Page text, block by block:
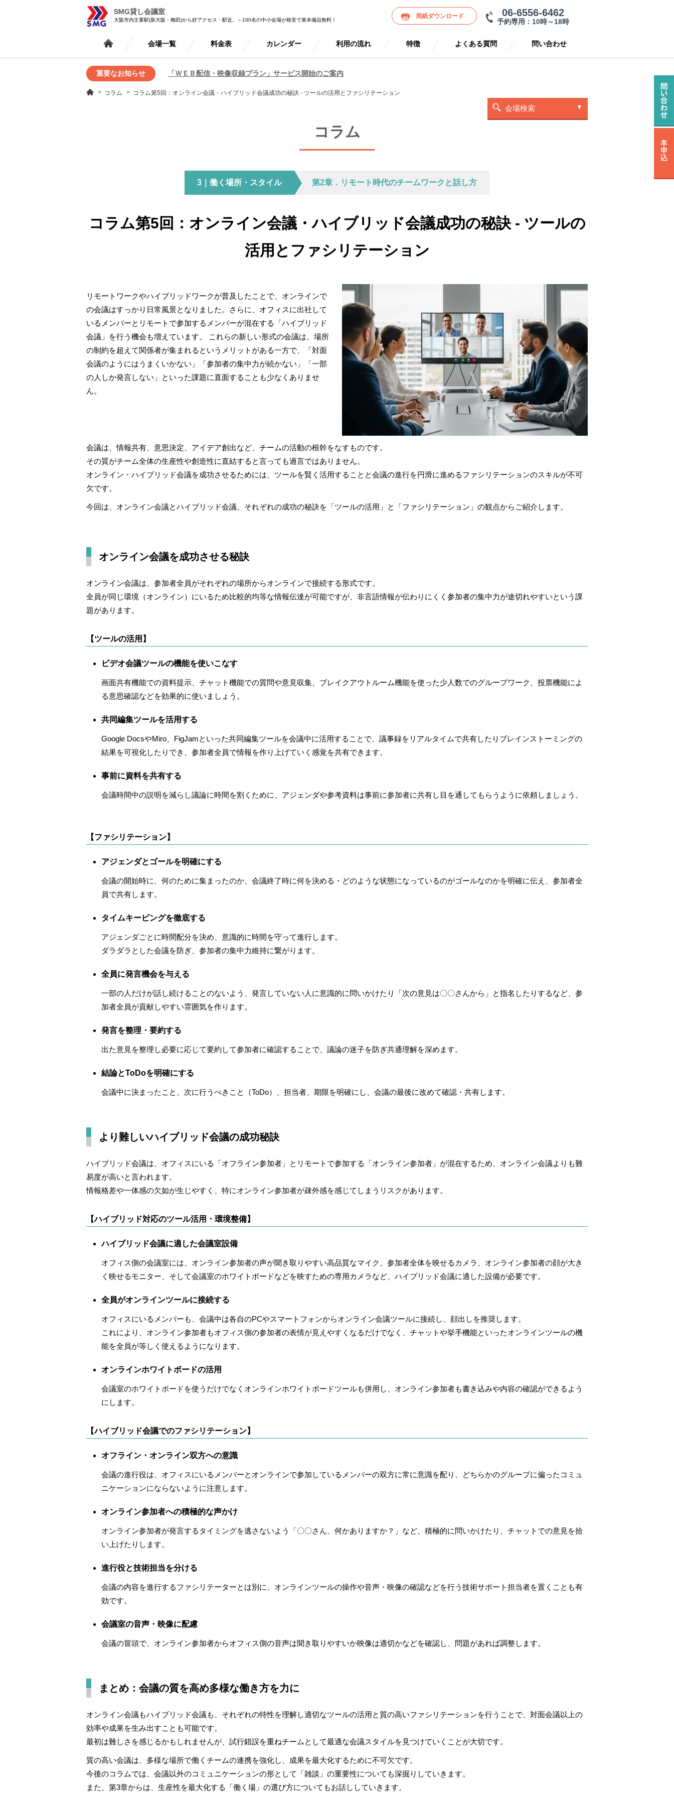
SMG貸し会議室
大阪市内主要駅(新大阪・梅田)から好アクセス・駅近。～100名の中小会場が格安で基本備品無料！
用紙ダウンロード 06-6556-6462
予約専用：10時～18時
会場一覧 料金表 カレンダー 利用の流れ 特徴 よくある質問 問い合わせ
重要なお知らせ 「ＷＥＢ配信・映像収録プラン」サービス開始のご案内
コラム コラム第5回：オンライン会議・ハイブリッド会議成功の秘訣 - ツールの活用とファシリテーション
会場検索
コラム
3｜働く場所・スタイル 第2章．リモート時代のチームワークと話し方
コラム第5回：オンライン会議・ハイブリッド会議成功の秘訣 - ツールの
活用とファシリテーション
リモートワークやハイブリッドワークが普及したことで、オンラインで
の会議はすっかり日常風景となりました。さらに、オフィスに出社して
いるメンバーとリモートで参加するメンバーが混在する「ハイブリッド
会議」を行う機会も増えています。 これらの新しい形式の会議は、場所
の制約を超えて関係者が集まれるというメリットがある一方で、「対面
会議のようにはうまくいかない」「参加者の集中力が続かない」「一部
の人しか発言しない」といった課題に直面することも少なくありませ
ん。
会議は、情報共有、意思決定、アイデア創出など、チームの活動の根幹をなすものです。
その質がチーム全体の生産性や創造性に直結すると言っても過言ではありません。
オンライン・ハイブリッド会議を成功させるためには、ツールを賢く活用することと会議の進行を円滑に進めるファシリテーションのスキルが不可
欠です。
今回は、オンライン会議とハイブリッド会議、それぞれの成功の秘訣を「ツールの活用」と「ファシリテーション」の観点からご紹介します。
オンライン会議を成功させる秘訣
オンライン会議は、参加者全員がそれぞれの場所からオンラインで接続する形式です。
全員が同じ環境（オンライン）にいるため比較的均等な情報伝達が可能ですが、非言語情報が伝わりにくく参加者の集中力が途切れやすいという課
題があります。
【ツールの活用】
ビデオ会議ツールの機能を使いこなす
画面共有機能での資料提示、チャット機能での質問や意見収集、ブレイクアウトルーム機能を使った少人数でのグループワーク、投票機能によ
る意思確認などを効果的に使いましょう。
共同編集ツールを活用する
Google DocsやMiro、FigJamといった共同編集ツールを会議中に活用することで、議事録をリアルタイムで共有したりブレインストーミングの
結果を可視化したりでき、参加者全員で情報を作り上げていく感覚を共有できます。
事前に資料を共有する
会議時間中の説明を減らし議論に時間を割くために、アジェンダや参考資料は事前に参加者に共有し目を通してもらうように依頼しましょう。
【ファシリテーション】
アジェンダとゴールを明確にする
会議の開始時に、何のために集まったのか、会議終了時に何を決める・どのような状態になっているのがゴールなのかを明確に伝え、参加者全
員で共有します。
タイムキーピングを徹底する
アジェンダごとに時間配分を決め、意識的に時間を守って進行します。
ダラダラとした会議を防ぎ、参加者の集中力維持に繋がります。
全員に発言機会を与える
一部の人だけが話し続けることのないよう、発言していない人に意識的に問いかけたり「次の意見は〇〇さんから」と指名したりするなど、参
加者全員が貢献しやすい雰囲気を作ります。
発言を整理・要約する
出た意見を整理し必要に応じて要約して参加者に確認することで、議論の迷子を防ぎ共通理解を深めます。
結論とToDoを明確にする
会議中に決まったこと、次に行うべきこと（ToDo）、担当者、期限を明確にし、会議の最後に改めて確認・共有します。
より難しいハイブリッド会議の成功秘訣
ハイブリッド会議は、オフィスにいる「オフライン参加者」とリモートで参加する「オンライン参加者」が混在するため、オンライン会議よりも難
易度が高いと言われます。
情報格差や一体感の欠如が生じやすく、特にオンライン参加者が疎外感を感じてしまうリスクがあります。
【ハイブリッド対応のツール活用・環境整備】
ハイブリッド会議に適した会議室設備
オフィス側の会議室には、オンライン参加者の声が聞き取りやすい高品質なマイク、参加者全体を映せるカメラ、オンライン参加者の顔が大き
く映せるモニター、そして会議室のホワイトボードなどを映すための専用カメラなど、ハイブリッド会議に適した設備が必要です。
全員がオンラインツールに接続する
オフィスにいるメンバーも、会議中は各自のPCやスマートフォンからオンライン会議ツールに接続し、顔出しを推奨します。
これにより、オンライン参加者もオフィス側の参加者の表情が見えやすくなるだけでなく、チャットや挙手機能といったオンラインツールの機
能を全員が等しく使えるようになります。
オンラインホワイトボードの活用
会議室のホワイトボードを使うだけでなくオンラインホワイトボードツールも併用し、オンライン参加者も書き込みや内容の確認ができるよう
にします。
【ハイブリッド会議でのファシリテーション】
オフライン・オンライン双方への意識
会議の進行役は、オフィスにいるメンバーとオンラインで参加しているメンバーの双方に常に意識を配り、どちらかのグループに偏ったコミュ
ニケーションにならないように注意します。
オンライン参加者への積極的な声かけ
オンライン参加者が発言するタイミングを逃さないよう「〇〇さん、何かありますか？」など、積極的に問いかけたり、チャットでの意見を拾
い上げたりします。
進行役と技術担当を分ける
会議の内容を進行するファシリテーターとは別に、オンラインツールの操作や音声・映像の確認などを行う技術サポート担当者を置くことも有
効です。
会議室の音声・映像に配慮
会議の冒頭で、オンライン参加者からオフィス側の音声は聞き取りやすいか映像は適切かなどを確認し、問題があれば調整します。
まとめ：会議の質を高め多様な働き方を力に
オンライン会議もハイブリッド会議も、それぞれの特性を理解し適切なツールの活用と質の高いファシリテーションを行うことで、対面会議以上の
効率や成果を生み出すことも可能です。
最初は難しさを感じるかもしれませんが、試行錯誤を重ねチームとして最適な会議スタイルを見つけていくことが大切です。
質の高い会議は、多様な場所で働くチームの連携を強化し、成果を最大化するために不可欠です。
今後のコラムでは、会議以外のコミュニケーションの形として「雑談」の重要性についても深掘りしていきます。
また、第3章からは、生産性を最大化する「働く場」の選び方についてもお話ししていきます。